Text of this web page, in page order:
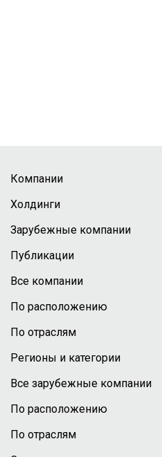
Компании
Холдинги
Зарубежные компании
Публикации
Все компании
По расположению
По отраслям
Регионы и категории
Все зарубежные компании
По расположению
По отраслям